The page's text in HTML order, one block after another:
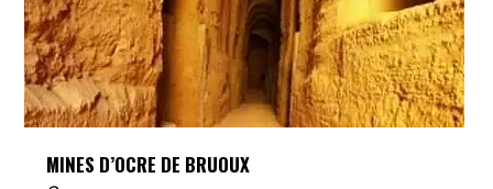
MINES D’OCRE DE BRUOUX